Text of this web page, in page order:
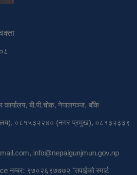
१ / प्रवक्ता
बी.पी.चोक, नेपालगञ्ज, बाँके
०८१५३२२४० (नगर प्रमुख), ०८१३२३३९
, info@nepalgunjmun.gov.np
नम्बर: ९७०२६९७७७२ "तपाईंको स्मार्ट